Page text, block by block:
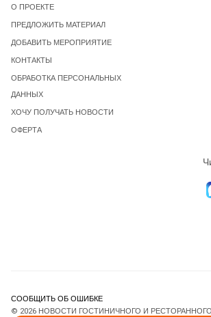
О ПРОЕКТЕ
ПРЕДЛОЖИТЬ МАТЕРИАЛ
ДОБАВИТЬ МЕРОПРИЯТИЕ
КОНТАКТЫ
ОБРАБОТКА ПЕРСОНАЛЬНЫХ
ДАННЫХ
ХОЧУ ПОЛУЧАТЬ НОВОСТИ
ОФЕРТА
СООБЩИТЬ ОБ ОШИБКЕ
© 2026 НОВОСТИ ГОСТИНИЧНОГО И